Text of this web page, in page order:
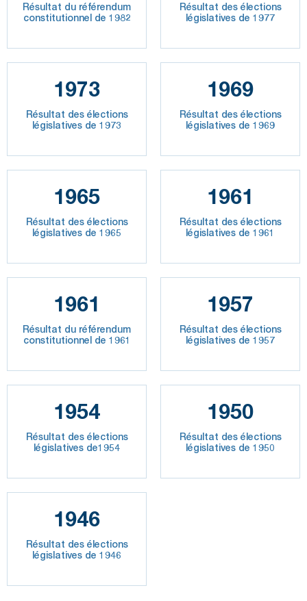
Résultat du référendum
constitutionnel de 1982
Résultat des élections
législatives de 1977
1973
Résultat des élections
législatives de 1973
1969
Résultat des élections
législatives de 1969
1965
Résultat des élections
législatives de 1965
1961
Résultat des élections
législatives de 1961
1961
Résultat du référendum
constitutionnel de 1961
1957
Résultat des élections
législatives de 1957
1954
Résultat des élections
législatives de1954
1950
Résultat des élections
législatives de 1950
1946
Résultat des élections
législatives de 1946